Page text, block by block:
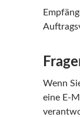
Wenn
eine E-